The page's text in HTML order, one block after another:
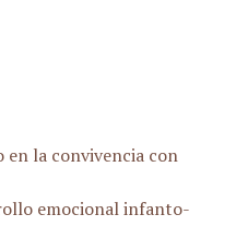
en la convivencia con
emocional infanto-